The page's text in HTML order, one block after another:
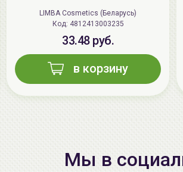
LIMBA Cosmetics (Беларусь)
Код: 4812413003235
33.48 руб.
в корзину
Мы в